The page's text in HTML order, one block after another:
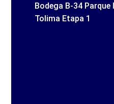
Bodega B-34
Tolima Etapa 1